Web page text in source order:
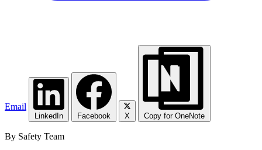
Email
LinkedIn Facebook X Copy for OneNote
By Safety Team